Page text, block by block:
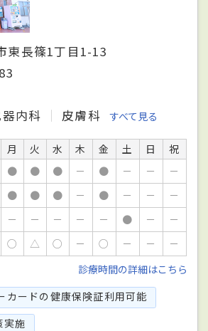
東長篠1丁目1-13
内科 皮膚科 すべて見る
月 火 水 木 金 土 日
祝
● ● ● － ● － －
－
● ● ● － ● － －
－
－ － － － － ● －
－
○ △ ○ － ○ － －
－
診療時間の詳細はこちら
カードの健康保険証利用可能
実施